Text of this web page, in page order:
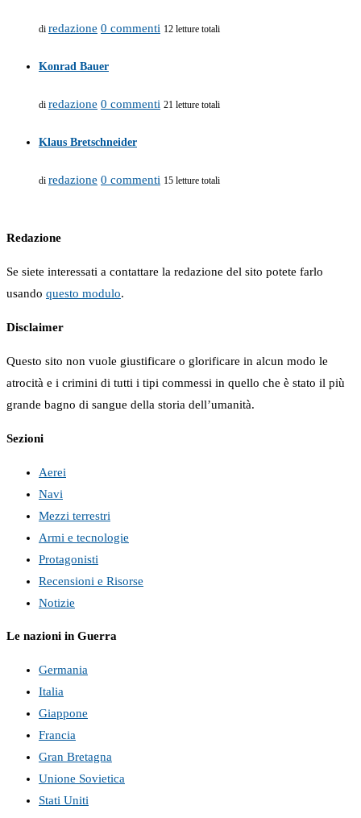
di redazione 0 commenti 12 letture totali
Konrad Bauer
di redazione 0 commenti 21 letture totali
Klaus Bretschneider
di redazione 0 commenti 15 letture totali
Redazione
Se siete interessati a contattare la redazione del sito potete farlo
usando questo modulo.
Disclaimer
Questo sito non vuole giustificare o glorificare in alcun modo le
atrocità e i crimini di tutti i tipi commessi in quello che è stato il più
grande bagno di sangue della storia dell’umanità.
Sezioni
Aerei
Navi
Mezzi terrestri
Armi e tecnologie
Protagonisti
Recensioni e Risorse
Notizie
Le nazioni in Guerra
Germania
Italia
Giappone
Francia
Gran Bretagna
Unione Sovietica
Stati Uniti